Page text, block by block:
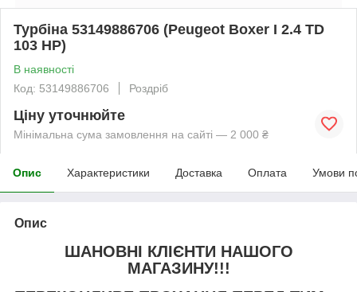
Турбіна 53149886706 (Peugeot Boxer I 2.4 TD
103 HP)
В наявності
Код: 53149886706
Роздріб
Ціну уточнюйте
Мінімальна сума замовлення на сайті — 2 000 ₴
Опис Характеристики Доставка Оплата Умови
Опис
ШАНОВНІ КЛІЄНТИ НАШОГО
МАГАЗИНУ!!!